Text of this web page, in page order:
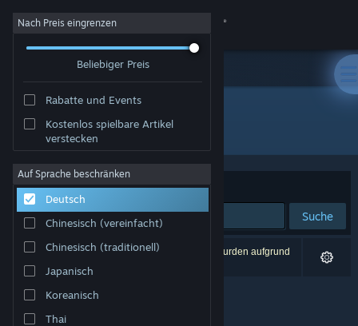
Anmelden
Info
Support
Sprache ändern
Steam-Mobile-App herunterladen
Desktopversion anzeigen
Nach Preis eingrenzen
Beliebiger Preis
Rabatte und Events
Kostenlos spielbare Artikel
verstecken
Auf Sprache beschränken
Deutsch
Chinesisch (vereinfacht)
Chinesisch (traditionell)
Japanisch
Koreanisch
Thai
Entwickler: Epic Works
Sortieren nach Relevanz
Suche
0 Ergebnisse entsprechen Ihrer Suche. 5 Titel wurden aufgrund
Ihrer Einstellungen ausgeschlossen.